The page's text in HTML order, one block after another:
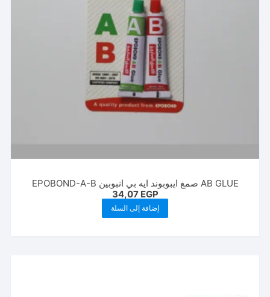
AB GLUE صمغ ايبوبوند ايه بي انبوبين EPOBOND-A-B
34,07 EGP
إضافة إلى السلة